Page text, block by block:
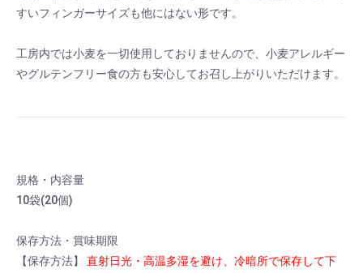
すいフィンガーサイズも他にはない形です。
工房内では小麦を一切使用しておりませんので、小麦アレルギー
やグルテンフリー食の方も安心してお召し上がりいただけます。
規格・内容量
10袋(20個)
保存方法・賞味期限
【保存方法】 直射日光・高温多湿を避け、冷暗所で保存して下